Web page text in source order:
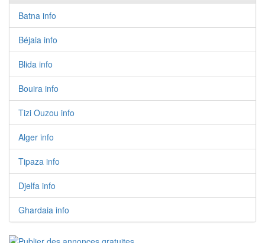
Batna info
Béjaia info
Blida info
Bouira info
Tizi Ouzou info
Alger info
Tipaza info
Djelfa info
Ghardaia info